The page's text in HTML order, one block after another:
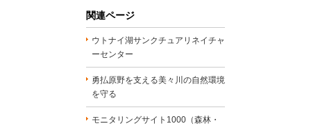
関連ページ
ウトナイ湖サンクチュアリネイチャ
ーセンター
勇払原野を支える美々川の自然環境
を守る
モニタリングサイト1000（森林・